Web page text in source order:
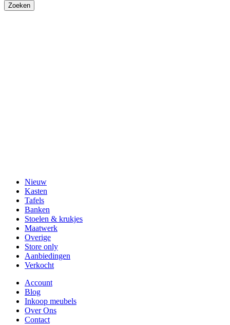
Nieuw
Kasten
Tafels
Banken
Stoelen & krukjes
Maatwerk
Overige
Store only
Aanbiedingen
Verkocht
Account
Blog
Inkoop meubels
Over Ons
Contact